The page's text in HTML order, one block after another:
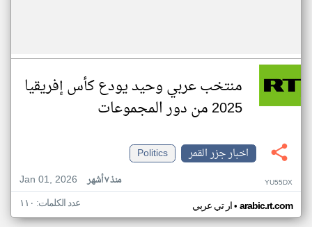
منتخب عربي وحيد يودع كأس إفريقيا
2025 من دور المجموعات
اخبار جزر القمر
Politics
Jan 01, 2026
منذ ٧ أشهر YU55DX
ار تي عربي• arabic.rt.com عدد الكلمات: ١١٠